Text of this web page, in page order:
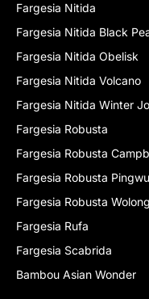
Fargesia Nitida
Fargesia Nitida Black
Fargesia Nitida Obelisk
Fargesia Nitida Volcano
Fargesia Nitida Winter
Fargesia Robusta
Fargesia Robusta
Fargesia Robusta Pingwu
Fargesia Robusta Wolong
Fargesia Rufa
Fargesia Scabrida
Bambou Asian Wonder